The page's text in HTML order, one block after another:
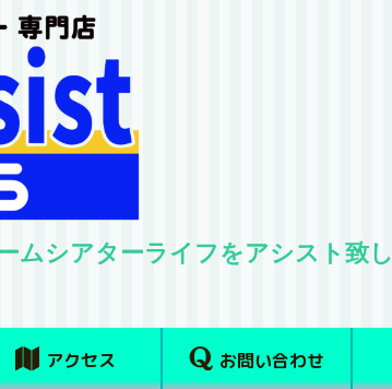
ムシアターライフをアシスト致し
アクセス お問い合わせ